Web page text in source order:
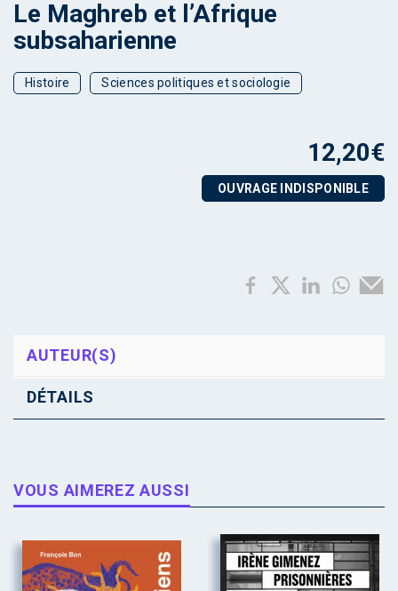
Le Maghreb et l’Afrique
subsaharienne
Histoire Sciences politiques et sociologie
12,20€
OUVRAGE INDISPONIBLE
AUTEUR(S)
DÉTAILS
VOUS AIMEREZ AUSSI